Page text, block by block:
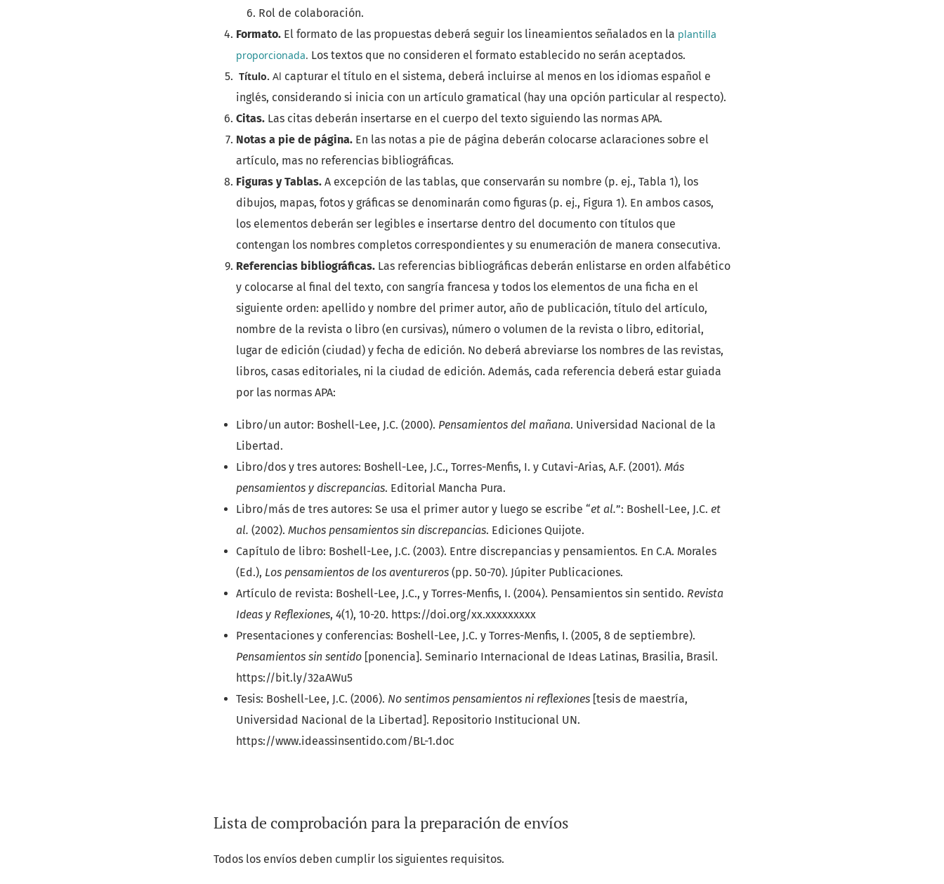
Rol de colaboración.
Formato. El formato de las propuestas deberá seguir los lineamientos señalados en la plantilla
proporcionada. Los textos que no consideren el formato establecido no serán aceptados.
Título. Al capturar el título en el sistema, deberá incluirse al menos en los idiomas español e
inglés, considerando si inicia con un artículo gramatical (hay una opción particular al respecto).
Citas. Las citas deberán insertarse en el cuerpo del texto siguiendo las normas APA.
Notas a pie de página. En las notas a pie de página deberán colocarse aclaraciones sobre el
artículo, mas no referencias bibliográficas.
Figuras y Tablas. A excepción de las tablas, que conservarán su nombre (p. ej., Tabla 1), los
dibujos, mapas, fotos y gráficas se denominarán como figuras (p. ej., Figura 1). En ambos casos,
los elementos deberán ser legibles e insertarse dentro del documento con títulos que
contengan los nombres completos correspondientes y su enumeración de manera consecutiva.
Referencias bibliográficas. Las referencias bibliográficas deberán enlistarse en orden alfabético
y colocarse al final del texto, con sangría francesa y todos los elementos de una ficha en el
siguiente orden: apellido y nombre del primer autor, año de publicación, título del artículo,
nombre de la revista o libro (en cursivas), número o volumen de la revista o libro, editorial,
lugar de edición (ciudad) y fecha de edición. No deberá abreviarse los nombres de las revistas,
libros, casas editoriales, ni la ciudad de edición. Además, cada referencia deberá estar guiada
por las normas APA:
Libro/un autor: Boshell-Lee, J.C. (2000). Pensamientos del mañana. Universidad Nacional de la
Libertad.
Libro/dos y tres autores: Boshell-Lee, J.C., Torres-Menfis, I. y Cutavi-Arias, A.F. (2001). Más
pensamientos y discrepancias. Editorial Mancha Pura.
Libro/más de tres autores: Se usa el primer autor y luego se escribe “et al.”: Boshell-Lee, J.C. et
al. (2002). Muchos pensamientos sin discrepancias. Ediciones Quijote.
Capítulo de libro: Boshell-Lee, J.C. (2003). Entre discrepancias y pensamientos. En C.A. Morales
(Ed.), Los pensamientos de los aventureros (pp. 50-70). Júpiter Publicaciones.
Artículo de revista: Boshell-Lee, J.C., y Torres-Menfis, I. (2004). Pensamientos sin sentido. Revista
Ideas y Reflexiones, 4(1), 10-20. https://doi.org/xx.xxxxxxxxx
Presentaciones y conferencias: Boshell-Lee, J.C. y Torres-Menfis, I. (2005, 8 de septiembre).
Pensamientos sin sentido [ponencia]. Seminario Internacional de Ideas Latinas, Brasilia, Brasil.
https://bit.ly/32aAWu5
Tesis: Boshell-Lee, J.C. (2006). No sentimos pensamientos ni reflexiones [tesis de maestría,
Universidad Nacional de la Libertad]. Repositorio Institucional UN.
https://www.ideassinsentido.com/BL-1.doc
Lista de comprobación para la preparación de envíos
Todos los envíos deben cumplir los siguientes requisitos.